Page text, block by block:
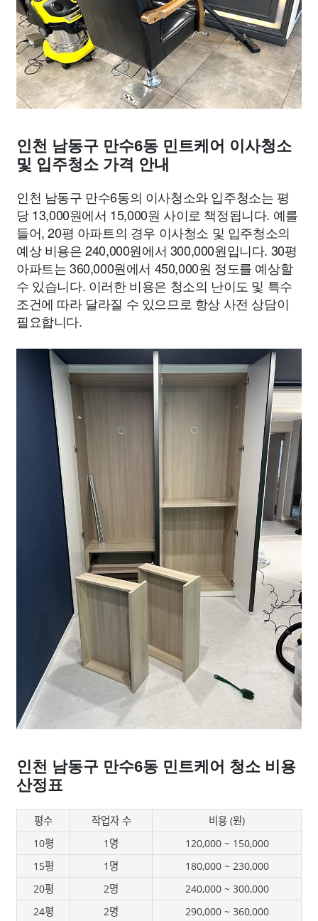
인천 남동구 만수6동 민트케어 이사청소
및 입주청소 가격 안내
인천 남동구 만수6동의 이사청소와 입주청소는 평
당 13,000원에서 15,000원 사이로 책정됩니다. 예를
들어, 20평 아파트의 경우 이사청소 및 입주청소의
예상 비용은 240,000원에서 300,000원입니다. 30평
아파트는 360,000원에서 450,000원 정도를 예상할
수 있습니다. 이러한 비용은 청소의 난이도 및 특수
조건에 따라 달라질 수 있으므로 항상 사전 상담이
필요합니다.
인천 남동구 만수6동 민트케어 청소 비용
산정표
평수 작업자 수
비용 (원)
10평
1명
120,000 ~ 150,000
15평
1명
180,000 ~ 230,000
20평
2명
240,000 ~ 300,000
24평
2명
290,000 ~ 360,000